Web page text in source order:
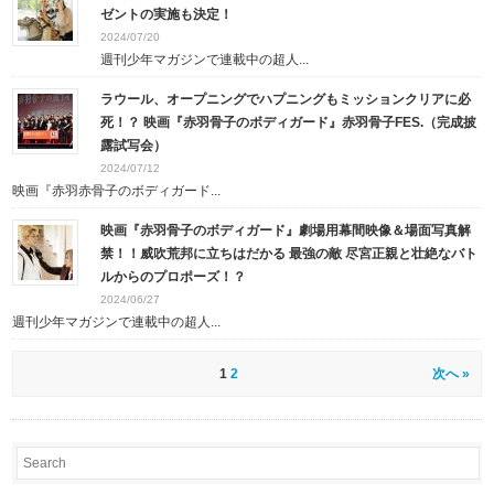
ゼントの実施も決定！
2024/07/20
週刊少年マガジンで連載中の超人...
ラウール、オープニングでハプニングもミッションクリアに必
死！？ 映画『赤羽骨子のボディガード』赤羽骨子FES.（完成披
露試写会）
2024/07/12
映画『赤羽赤骨子のボディガード...
映画『赤羽骨子のボディガード』劇場用幕間映像＆場面写真解
禁！！威吹荒邦に立ちはだかる 最強の敵 尽宮正親と壮絶なバト
ルからのプロポーズ！？
2024/06/27
週刊少年マガジンで連載中の超人...
1 2 次へ »